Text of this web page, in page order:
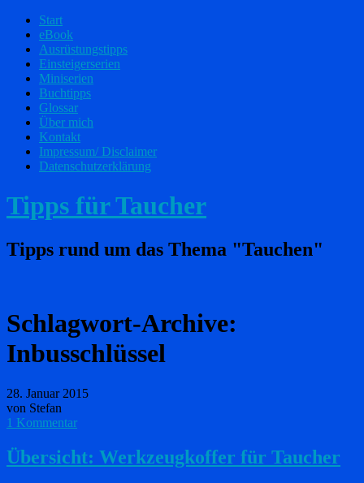
Start
eBook
Ausrüstungstipps
Einsteigerserien
Miniserien
Buchtipps
Glossar
Über mich
Kontakt
Impressum/ Disclaimer
Datenschutzerklärung
Tipps für Taucher
Tipps rund um das Thema "Tauchen"
Schlagwort-Archive:
Inbusschlüssel
28. Januar 2015
von Stefan
1 Kommentar
Übersicht: Werkzeugkoffer für Taucher